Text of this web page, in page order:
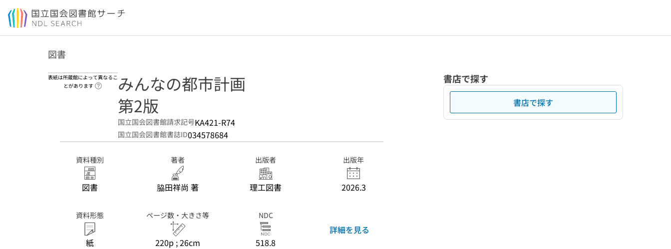
本文へ移動
図書
表紙は所蔵館によって異なるこ
とがあります
ヘルプページへのリンク
みんなの都市計画
第2版
国立国会図書館請求記号KA421-R74
国立国会図書館書誌ID034578684
資料種別
図書
著者
脇田祥尚 著
出版者
理工図書
出版年
2026.3
資料形態
紙
ページ数・大きさ等
220p ; 26cm
NDC
518.8
詳細を見る
書店で探す
書店で探す